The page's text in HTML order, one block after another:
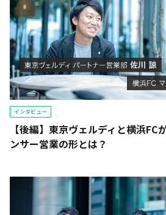
インタビュー
【後編】東京ヴェルディと横浜FC
ンサー営業の形とは？